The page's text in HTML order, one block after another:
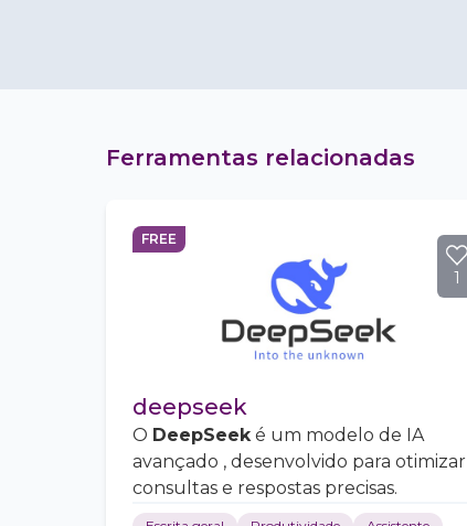
Ferramentas relacionadas
FREE
1
deepseek
O DeepSeeké um modelo de IA
avançado , desenvolvido para otimizar
consultas e respostas precisas.